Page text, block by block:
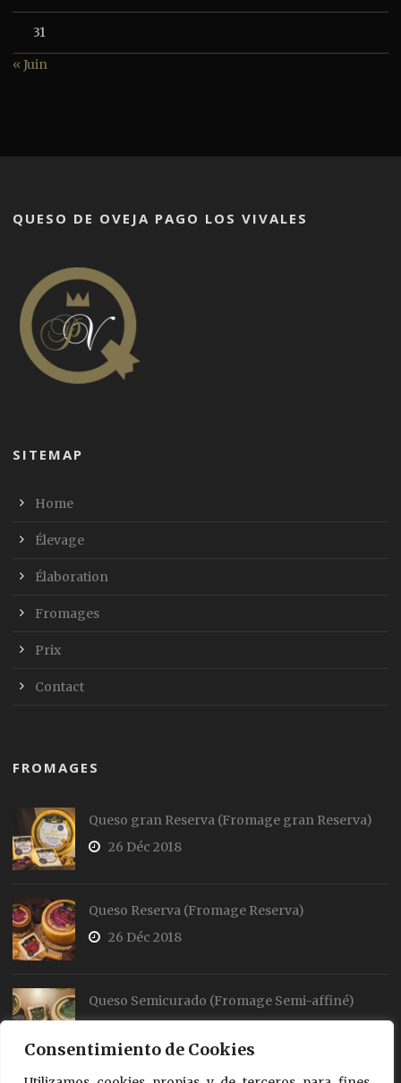
Consentimiento de Cookies
31
« Juin
QUESO DE OVEJA PAGO LOS VIVALES
SITEMAP
Home
Élevage
Élaboration
Fromages
Prix
Contact
FROMAGES
Queso gran Reserva (Fromage gran Reserva)
26 Déc 2018
Queso Reserva (Fromage Reserva)
26 Déc 2018
Queso Semicurado (Fromage Semi-affiné)